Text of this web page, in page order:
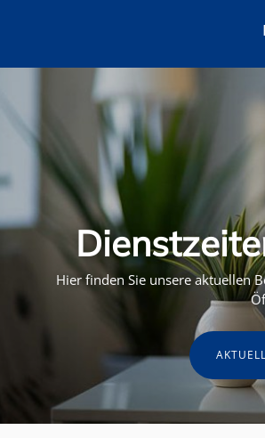
Hier finden Sie unsere aktuellen